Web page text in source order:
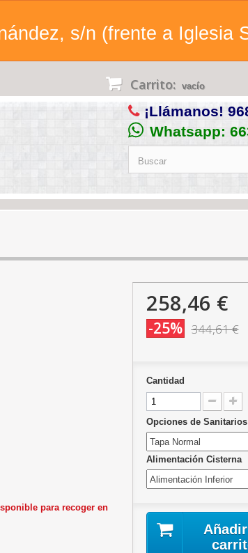
s/n (frente a Iglesia
Carrito: vacío
¡Llámanos!
Whatsapp:
para recoger en
258,46 €
-25% 344,61 €
Cantidad
Opciones de Sanitarios
Alimentación Cisterna
Añadir